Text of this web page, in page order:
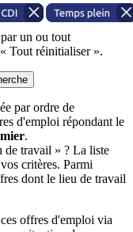
un ou tout
Tout réinitialiser ».
par ordre de
d'emploi répondant le
.
de travail » ? La liste
critères. Parmi
dont le lieu de travail
offres d'emploi via